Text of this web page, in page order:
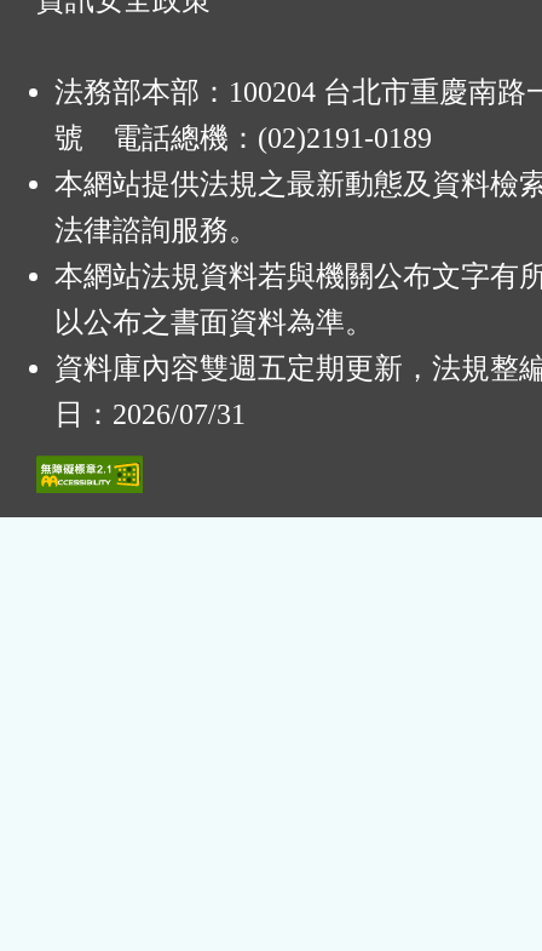
法務部本部：100204 台北市重慶南路
號 電話總機：(02)2191-0189
本網站提供法規之最新動態及資料檢
法律諮詢服務。
本網站法規資料若與機關公布文字有
以公布之書面資料為準。
資料庫內容雙週五定期更新，法規整
日：2026/07/31